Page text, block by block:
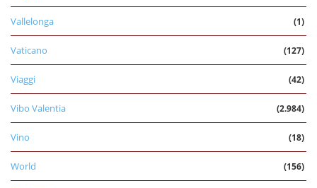
Vallelonga (1)
Vaticano (127)
Viaggi (42)
Vibo Valentia (2.984)
Vino (18)
World (156)